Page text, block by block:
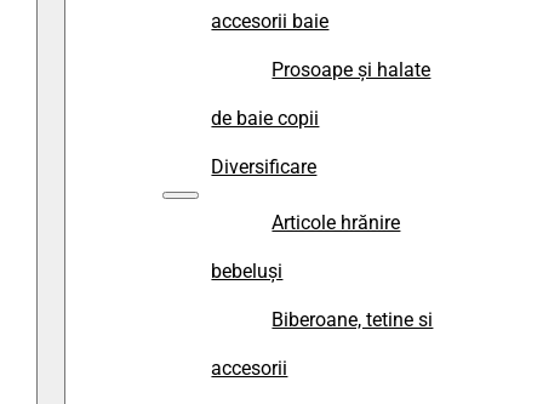
accesorii baie
Prosoape și halate
de baie copii
Diversificare
Articole hrănire
bebeluși
Biberoane, tetine si
accesorii